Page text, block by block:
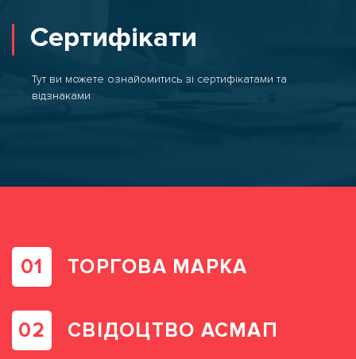
Сертифікати
Тут ви можете ознайомитись зі сертифікатами та
відзнаками
ТОРГОВА МАРКА
СВІДОЦТВО АСМАП